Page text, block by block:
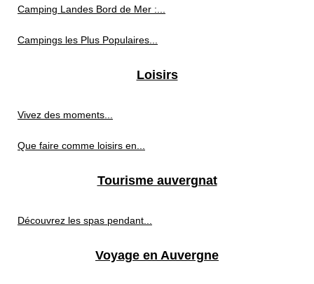
Camping Landes Bord de Mer :...
Campings les Plus Populaires...
Loisirs
Vivez des moments...
Que faire comme loisirs en...
Tourisme auvergnat
Découvrez les spas pendant...
Voyage en Auvergne